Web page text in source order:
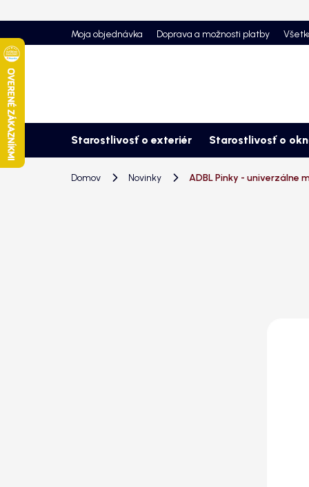
na
obsah
Moja objednávka Doprava a možnosti platby
Starostlivosť o exteriér Starostlivosť o
Domov Novinky ADBL Pinky - univerzálne